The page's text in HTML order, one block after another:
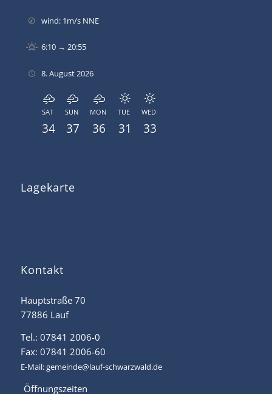
wind: 1m/s NNE
6:10 → 20:55
8. August 2026
SAT
34
SUN
37
MON
36
TUE
31
WED
33
Lagekarte
Kontakt
Hauptstraße 70
77886 Lauf
Tel.: 07841 2006-0
Fax: 07841 2006-60
E-Mail:gemeinde@lauf-schwarzwald.de
Öffnungszeiten